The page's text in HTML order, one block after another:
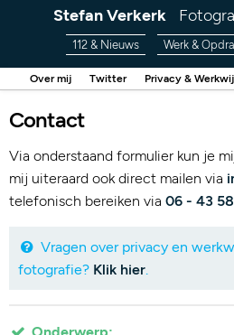
Stefan Verkerk
112 & Nieuws Werk &
Over mij Twitter Privacy &
Contact
Via onderstaand formulier kun je
mij uiteraard ook direct mailen via
telefonisch bereiken via 06 - 43
Vragen over privacy en
fotografie? Klik hier.